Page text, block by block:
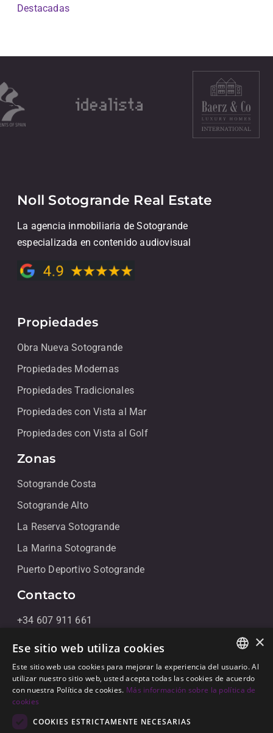
Destacadas
Noll Sotogrande Real Estate
La agencia inmobiliaria de Sotogrande
especializada en contenido audiovisual
Propiedades
Obra Nueva Sotogrande
Propiedades Modernas
Propiedades Tradicionales
Propiedades con Vista al Mar
Propiedades con Vista al Golf
Zonas
Sotogrande Costa
Sotogrande Alto
La Reserva Sotogrande
La Marina Sotogrande
Puerto Deportivo Sotogrande
Contacto
+34 607 911 661
+34 856 091 709
info@noll-sotogrande.com
Contáctanos
Galerias Paniagua Local 43 Avenida de Paniagua, s/n
11310 Sotogrande, Cádiz
ENGLISH
SPANISH
×
Ese sitio web utiliza cookies
Este sitio web usa cookies para mejorar la experiencia del usuario. Al
utilizar nuestro sitio web, usted acepta todas las cookies de acuerdo
con nuestra Política de cookies. Más información sobre la política de
cookies
COOKIES ESTRICTAMENTE NECESARIAS